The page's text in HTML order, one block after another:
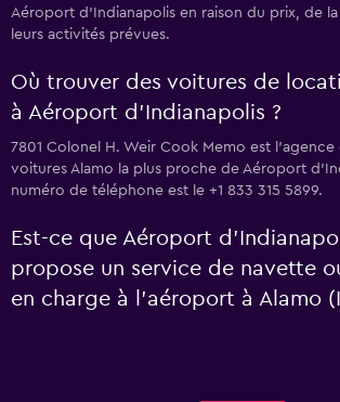
Aéroport d'Indianapolis en raison du prix, de
leurs activités prévues.
Où trouver des voitures de
à Aéroport d'Indianapolis ?
7801 Colonel H. Weir Cook Memo est
voitures Alamo la plus proche de Aéroport
numéro de téléphone est le +1 833 315 5899.
Est-ce que Aéroport
propose un service de navette
en charge à l’aéroport à Alamo